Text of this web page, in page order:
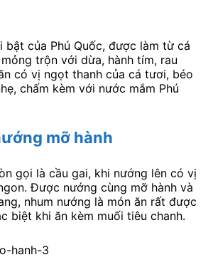
bật của Phú Quốc, được làm từ cá
trộn với dừa, hành tím, rau
có vị ngọt thanh của cá tươi, béo
chấm kèm với nước mắm Phú
mỡ hành
gọi là cầu gai, khi nướng lên có vị
Được nướng cùng mỡ hành và
nhum nướng là món ăn rất được
biệt khi ăn kèm muối tiêu chanh.